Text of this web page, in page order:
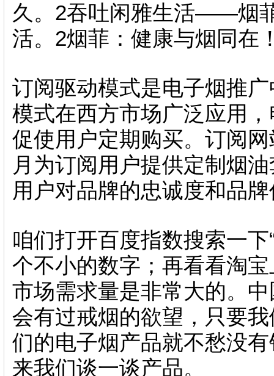
久 。2吞吐闲雅生活——烟菲
活。2烟菲：健康与烟同在！
订阅驱动模式是电子烟推广中
模式在西方市场广泛应用
促使用户定期购买。
月为订阅用户提供定制烟油套
用户对品牌的忠诚度和品牌价值
咱们打开百度指数搜索一下“戒
个不小的数字；再看看淘宝上
市场需求量是非常大的 。
会有过戒烟的欲望，只要
们的电子烟产品就不愁没有销量
来我们谈一谈产品。